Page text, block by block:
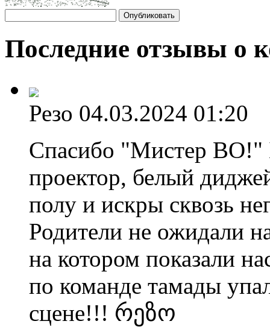
Последние отзывы о
Резо 04.03.2024 01:20
Спасибо "Мистер ВО!"
проектор, белый
полу и искры сквозь
Родители не ожидали
на котором показали
по команде тамады
сцене!!! რეზო